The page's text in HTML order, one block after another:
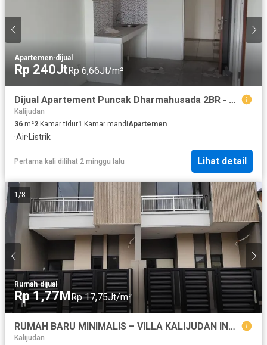
Apartemen·dijual
Rp 240JtRp 6,66Jt/m²
Dijual Apartement Puncak Dharmahusada 2BR - Dekat Pusat Kota & Akses Mudah - Surabaya
Kalijudan
36 m²2 Kamar tidur1 Kamar mandiApartemen
·Air· Listrik
Pertama kali dilihat 2 minggu lalu Lihat detail
1 /8
Rumah·dijual
Rp 1,77MRp 17,75Jt/m²
RUMAH BARU MINIMALIS – VILLA KALIJUDAN INDAH
Kalijudan